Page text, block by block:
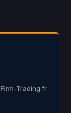
Trading.fr